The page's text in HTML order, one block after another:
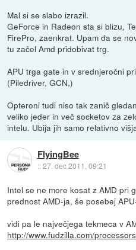
Mal si se slabo izrazil.
GeForce in Radeon sta si blizu,
FirePro, zaenkrat. Upam da se
tu začel Amd pridobivat trg.
APU trga gate in v srednjeročni
(Piledriver, GCN,)
Opteroni tudi niso tak zanič
veliko jeder in več socketov za
intelu. Ubija jih samo relativno
FlyingBee
::27. dec 2011, 09:21
Intel se ne more kosat z AMD pri
prednost AMD-ja, še posebej
vidi pa le največjega tekmeca v
http://www.fudzilla.com/